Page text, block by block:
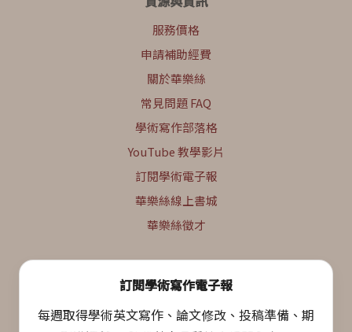
服務價格
申請補助經費
關於華樂絲
常見問題 FAQ
學術寫作部落格
YouTube 教學影片
訂閱學術電子報
華樂絲線上書城
華樂絲徵才
訂閱學術寫作電子報
每週取得學術英文寫作、論文修改、投稿準備、期